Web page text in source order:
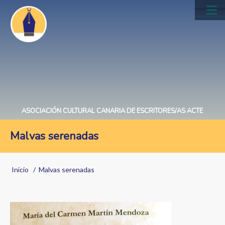
Pasar
contenido
principal
ASOCIACIÓN CULTURAL CANARIA DE ESCRITORES/AS ACTE
Malvas serenadas
Sobrescribir
de
ayuda
Inicio Malvas serenadas
Image